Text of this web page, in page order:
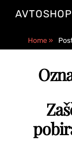
AVTOSHOP
Home»